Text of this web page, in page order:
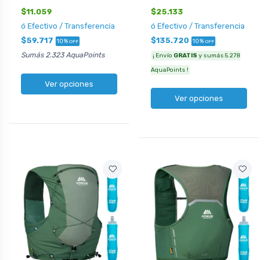
$11.059
ó Efectivo / Transferencia
$59.717 10% OFF
Sumás 2.323 AquaPoints
Ver opciones
$25.133
ó Efectivo / Transferencia
$135.720 10% OFF
¡ Envío GRATIS y sumás 5.278
AquaPoints !
Ver opciones